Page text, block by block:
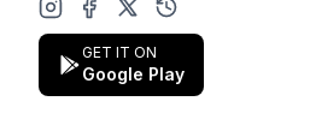
Instagram
Facebook
X (Twitter)
Google Play Store
GET IT ON
Google Play